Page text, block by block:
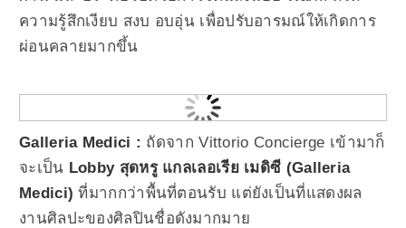
ความรู้สึกเงียบ สงบ อบอุ่น เพื่อปรับอารมณ์ให้เกิดการ
ผ่อนคลายมากขึ้น
Galleria Medici : ถัดจาก Vittorio Concierge เข้ามาก็
จะเป็น Lobby สุดหรู แกลเลอเรีย เมดิซี (Galleria
Medici) ที่มากกว่าพื้นที่ตอนรับ แต่ยังเป็นที่แสดงผล
งานศิลปะของศิลปินชื่อดังมากมาย